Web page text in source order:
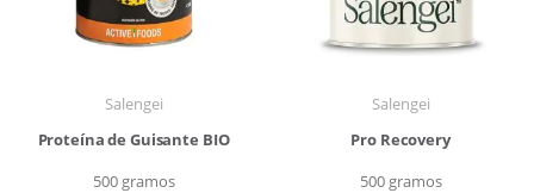
Salengei
Proteína de Guisante BIO
500 gramos
Salengei
Pro Recovery
500 gramos